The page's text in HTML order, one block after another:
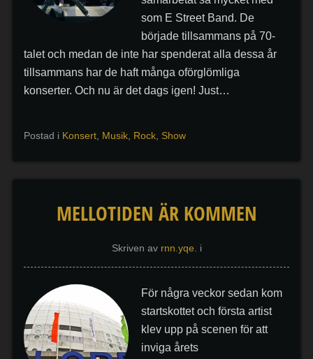
som E Street Band. De
började tillsammans på 70-
talet och medan de inte har spenderat alla dessa år
tillsammans har de haft många oförglömliga
konserter. Och nu är det dags igen! Just…
Postad i Konsert, Musik, Rock, Show
MELLOTIDEN ÄR KOMMEN
Skriven av rnn.yqe. i
För några veckor sedan kom
startskottet och första artist
klev upp på scenen för att
inviga årets